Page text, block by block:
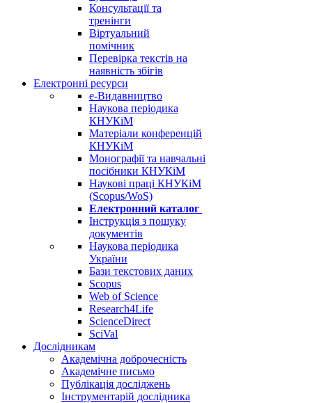
Консультації та
тренінги
Віртуальний
помічник
Перевірка текстів на
наявність збігів
Електронні ресурси
е-Видавництво
Наукова періодика
КНУКіМ
Матеріали конференцій
КНУКіМ
Монографії та навчальні
посібники КНУКіМ
Наукові праці КНУКіМ
(Scopus/WoS)
Електронний каталог
Інструкція з пошуку
документів
Наукова періодика
України
Бази текстових даних
Scopus
Web of Science
Research4Life
ScienceDirect
SciVal
Дослідникам
Академічна доброчесність
Академічне письмо
Публікація досліджень
Інструментарій дослідника